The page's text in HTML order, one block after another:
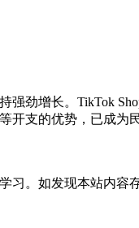
劲增长。TikTok
支的优势，已成
习。如发现本站内